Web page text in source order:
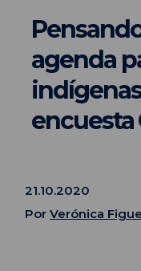
agenda
encuesta
21.10.2020
Por Verónica